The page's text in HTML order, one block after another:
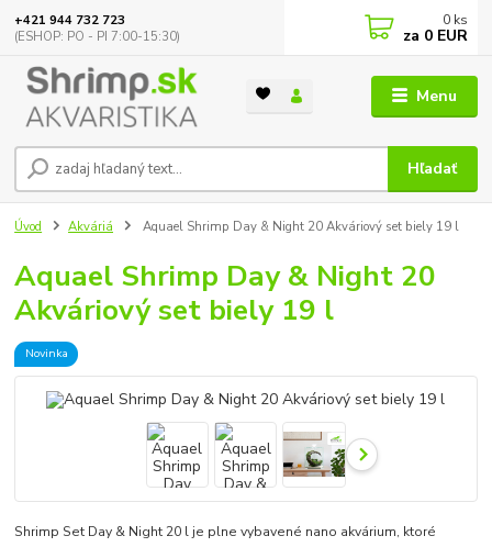
Menu
Hľadať
+421 944 732 723
(ESHOP: PO - PI 7:00-15:30)
0 ks
za 0 EUR
Úvod Akváriá Aquael Shrimp Day & Night 20 Akváriový set biely 19 l
Aquael Shrimp Day & Night 20
Akváriový set biely 19 l
Novinka
Shrimp Set Day & Night 20 l je plne vybavené nano akvárium, ktoré